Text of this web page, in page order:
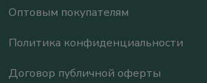
Оптовым покупателям
Политика конфиденциальности
Договор публичной оферты